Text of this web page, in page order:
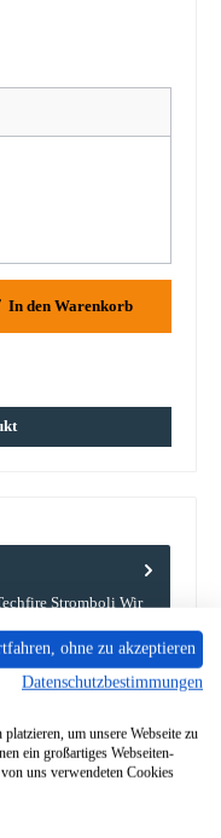
In den Warenkorb
Stromboli Wir
ohne zu akzeptieren
Datenschutzbestimmungen
um unsere Webseite zu
ein großartiges Webseiten-
uns verwendeten Cookies